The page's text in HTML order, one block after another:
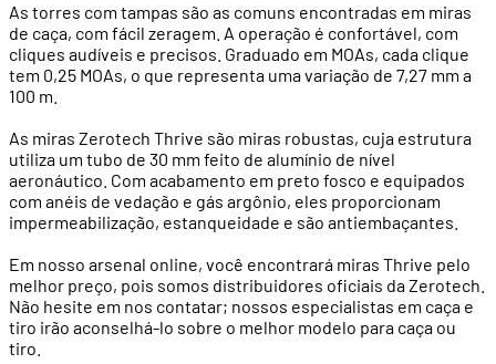
As torres com tampas são as comuns encontradas em miras
de caça, com fácil zeragem. A operação é confortável, com
cliques audíveis e precisos. Graduado em MOAs, cada clique
tem 0,25 MOAs, o que representa uma variação de 7,27 mm a
100 m.
As miras Zerotech Thrive são miras robustas, cuja estrutura
utiliza um tubo de 30 mm feito de alumínio de nível
aeronáutico. Com acabamento em preto fosco e equipados
com anéis de vedação e gás argônio, eles proporcionam
impermeabilização, estanqueidade e são antiembaçantes.
Em nosso arsenal online, você encontrará miras Thrive pelo
melhor preço, pois somos distribuidores oficiais da Zerotech.
Não hesite em nos contatar; nossos especialistas em caça e
tiro irão aconselhá-lo sobre o melhor modelo para caça ou
tiro.